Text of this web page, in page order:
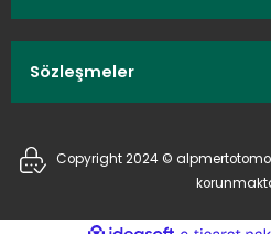
Sözleşmeler
Copyright 2024 ©